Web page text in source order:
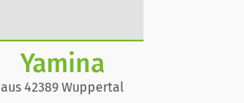
Yamina
aus 42389 Wuppertal